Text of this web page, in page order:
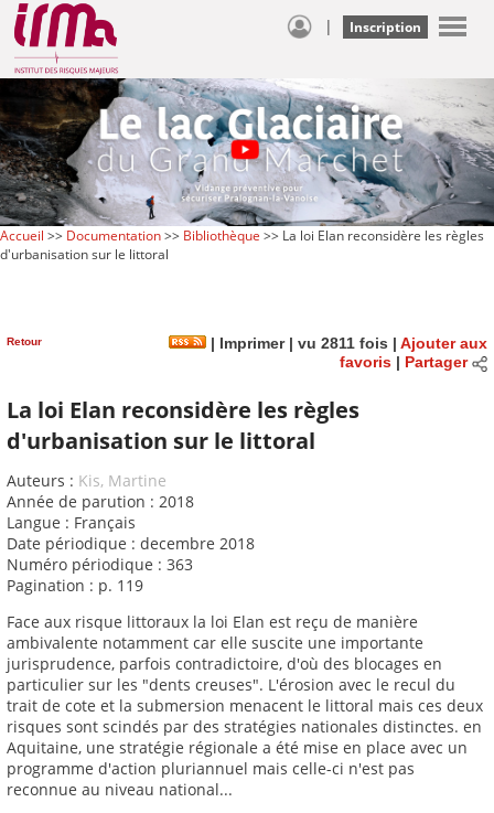
| Inscription
Accueil >> Documentation>> Bibliothèque >> La loi Elan reconsidère les règles
d'urbanisation sur le littoral
Retour | Imprimer| vu 2811 fois | Ajouter aux
favoris| Partager
La loi Elan reconsidère les règles
d'urbanisation sur le littoral
Auteurs : Kis, Martine
Année de parution : 2018
Langue : Français
Date périodique : decembre 2018
Numéro périodique : 363
Pagination : p. 119
Face aux risque littoraux la loi Elan est reçu de manière
ambivalente notamment car elle suscite une importante
jurisprudence, parfois contradictoire, d'où des blocages en
particulier sur les "dents creuses". L'érosion avec le recul du
trait de cote et la submersion menacent le littoral mais ces deux
risques sont scindés par des stratégies nationales distinctes. en
Aquitaine, une stratégie régionale a été mise en place avec un
programme d'action pluriannuel mais celle-ci n'est pas
reconnue au niveau national...